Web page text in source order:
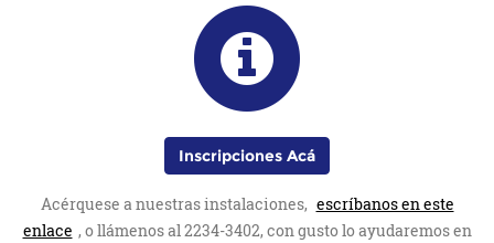
Inscripciones Acá
Acérquese a nuestras instalaciones, escríbanos en este
enlace , o llámenos al 2234-3402, con gusto lo ayudaremos en